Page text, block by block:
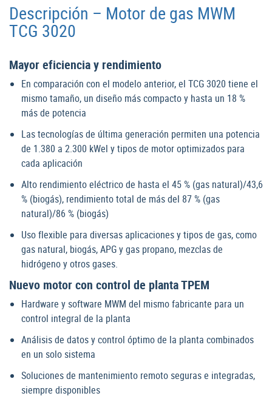
Descripción – Motor de gas MWM
TCG 3020
Mayor eficiencia y rendimiento
En comparación con el modelo anterior, el TCG 3020 tiene el
mismo tamaño, un diseño más compacto y hasta un 18 %
más de potencia
Las tecnologías de última generación permiten una potencia
de 1.380 a 2.300 kWel y tipos de motor optimizados para
cada aplicación
Alto rendimiento eléctrico de hasta el 45 % (gas natural)/43,6
% (biogás), rendimiento total de más del 87 % (gas
natural)/86 % (biogás)
Uso flexible para diversas aplicaciones y tipos de gas, como
gas natural, biogás, APG y gas propano, mezclas de
hidrógeno y otros gases.
Nuevo motor con control de planta TPEM
Hardware y software MWM del mismo fabricante para un
control integral de la planta
Análisis de datos y control óptimo de la planta combinados
en un solo sistema
Soluciones de mantenimiento remoto seguras e integradas,
siempre disponibles